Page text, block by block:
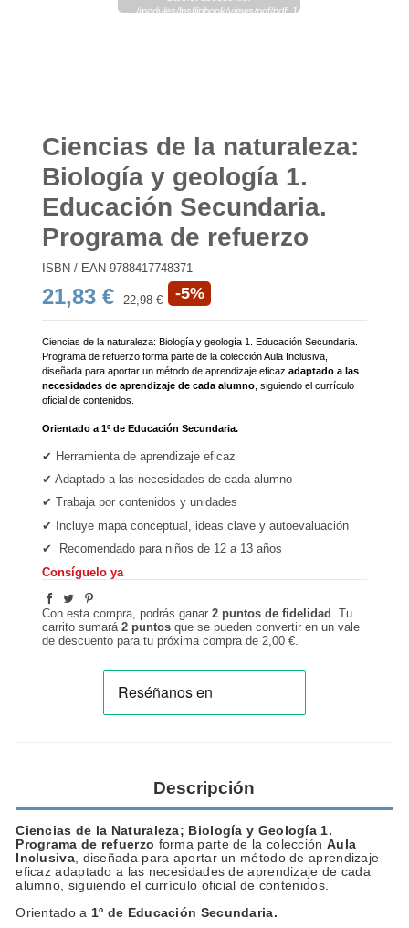
/modules/lpsflipbook/views/pdf/pdf_144_1.pdf
Ciencias de la naturaleza:
Biología y geología 1.
Educación Secundaria.
Programa de refuerzo
ISBN / EAN 9788417748371
21,83 € 22,98 € -5%
Ciencias de la naturaleza: Biología y geología 1. Educación Secundaria.
Programa de refuerzo forma parte de la colección Aula Inclusiva,
diseñada para aportar un método de aprendizaje eficaz adaptado a las
necesidades de aprendizaje de cada alumno , siguiendo el currículo
oficial de contenidos.
Orientado a 1º de Educación Secundaria.
✔ Herramienta de aprendizaje eficaz
✔ Adaptado a las necesidades de cada alumno
✔ Trabaja por contenidos y unidades
✔ Incluye mapa conceptual, ideas clave y autoevaluación
✔ Recomendado para niños de 12 a 13 años
Consíguelo ya
Con esta compra, podrás ganar2 puntos de fidelidad . Tu
carrito sumará2 puntos que se pueden convertir en un vale
de descuento para tu próxima compra de2,00 €.
Descripción
Ciencias de la Naturaleza; Biología y Geología 1.
Programa de refuerzo forma parte de la colección Aula
Inclusiva, diseñada para aportar un método de aprendizaje
eficaz adaptado a las necesidades de aprendizaje de cada
alumno, siguiendo el currículo oficial de contenidos.
Orientado a 1º de Educación Secundaria.